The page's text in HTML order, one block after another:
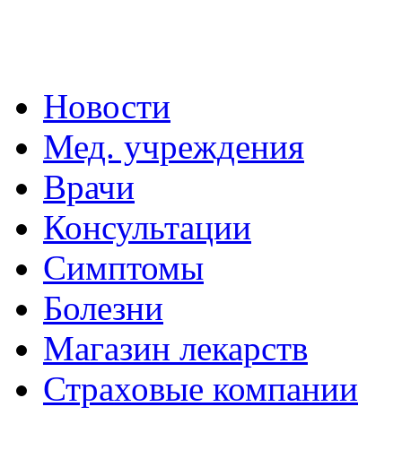
Новости
Мед. учреждения
Врачи
Консультации
Симптомы
Болезни
Магазин лекарств
Страховые компании